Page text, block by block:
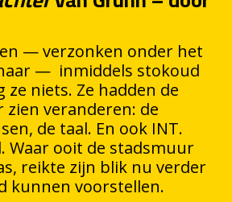
— verzonken onder het
— inmiddels stokoud
niets. Ze hadden de
zien veranderen: de
de taal. En ook INT.
Waar ooit de stadsmuur
reikte zijn blik nu verder
kunnen voorstellen.